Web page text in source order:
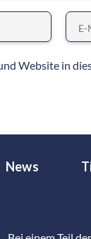
Website in
News